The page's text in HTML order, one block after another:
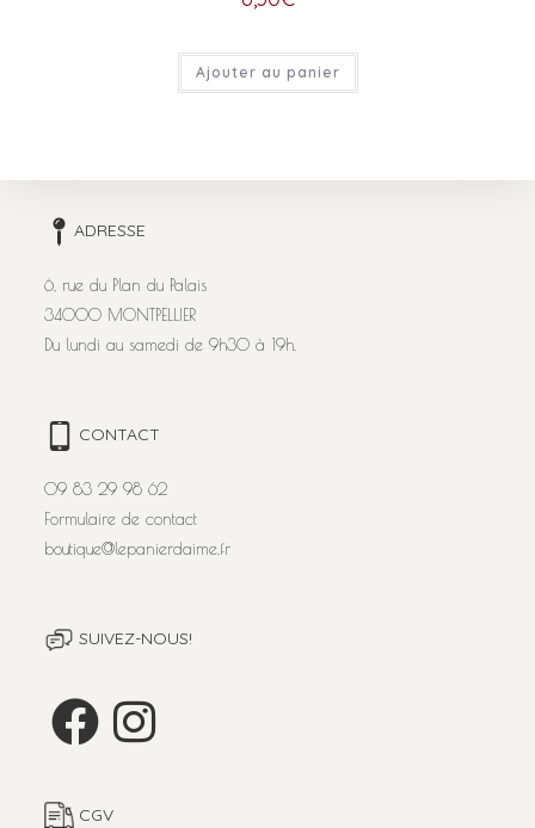
Ajouter au panier
ADRESSE
6, rue du Plan du Palais
34000 MONTPELLIER
Du lundi au samedi de 9h30 à 19h.
CONTACT
09 83 29 98 62
Formulaire de contact
boutique@lepanierdaime.fr
SUIVEZ-NOUS!
CGV